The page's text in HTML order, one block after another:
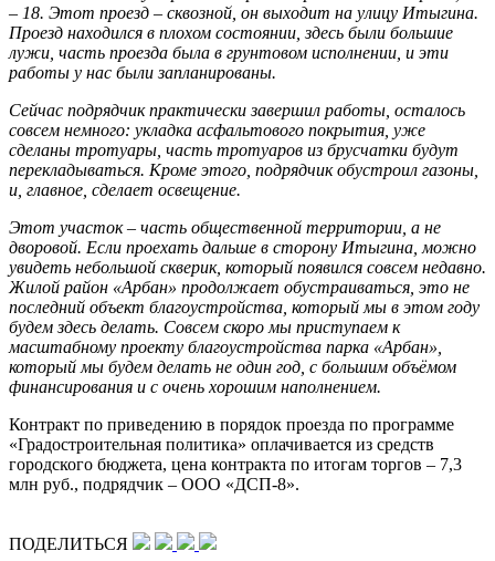
– 18. Этот проезд – сквозной, он выходит на улицу Итыгина.
Проезд находился в плохом состоянии, здесь были большие
лужи, часть проезда была в грунтовом исполнении, и эти
работы у нас были запланированы.
Сейчас подрядчик практически завершил работы, осталось
совсем немного: укладка асфальтового покрытия, уже
сделаны тротуары, часть тротуаров из брусчатки будут
перекладываться. Кроме этого, подрядчик обустроил газоны,
и, главное, сделает освещение.
Этот участок – часть общественной территории, а не
дворовой. Если проехать дальше в сторону Итыгина, можно
увидеть небольшой скверик, который появился совсем недавно.
Жилой район «Арбан» продолжает обустраиваться, это не
последний объект благоустройства, который мы в этом году
будем здесь делать. Совсем скоро мы приступаем к
масштабному проекту благоустройства парка «Арбан»,
который мы будем делать не один год, с большим объёмом
финансирования и с очень хорошим наполнением.
Контракт по приведению в порядок проезда по программе
«Градостроительная политика» оплачивается из средств
городского бюджета, цена контракта по итогам торгов – 7,3
млн руб., подрядчик – ООО «ДСП-8».
ПОДЕЛИТЬСЯ